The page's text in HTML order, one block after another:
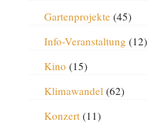
Gartenprojekte(45)
Info-Veranstaltung (12)
Kino (15)
Klimawandel(62)
Konzert(11)